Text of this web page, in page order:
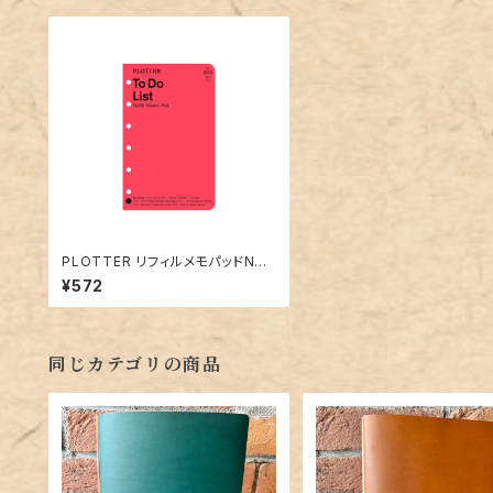
PLOTTER リフィルメモパッドNo.
006「To Doリスト」ミニサイズ／6
穴
¥572
同じカテゴリの商品